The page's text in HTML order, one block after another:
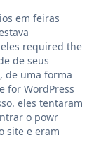
em feiras
required the
de seus
de uma forma
for WordPress
eles tentaram
o powr
site e eram